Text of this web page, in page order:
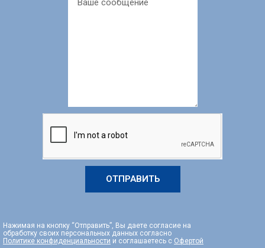
ОТПРАВИТЬ
Нажимая на кнопку “Отправить”, Вы даете согласие на
обработку своих персональных данных согласно
Политике конфиденциальности и соглашаетесь с Офертой